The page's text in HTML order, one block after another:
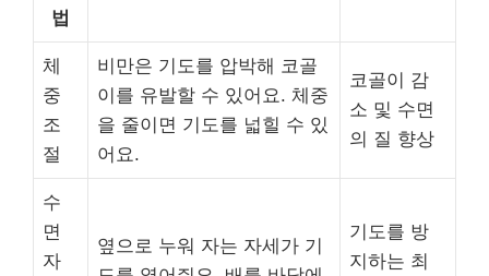
법
체
중
조
절
비만은 기도를 압박해 코골
이를 유발할 수 있어요. 체중
을 줄이면 기도를 넓힐 수 있
어요.
코골이 감
소 및 수면
의 질 향상
수
면
자
옆으로 누워 자는 자세가 기
기도를 방
지하는 최